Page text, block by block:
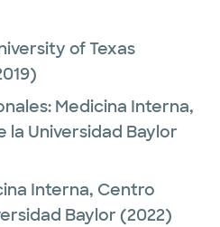
enjoys
golfing, hiking, 3D
of Texas
Medicina Interna,
Universidad Baylor
Interna, Centro
Baylor (2022)